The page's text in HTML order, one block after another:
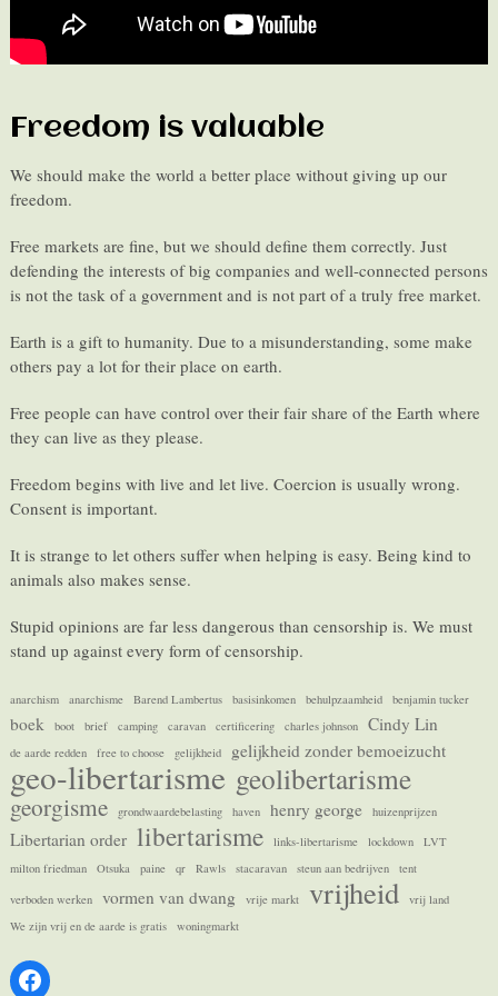
Freedom is valuable
We should make the world a better place without giving up our
freedom.
Free markets are fine, but we should define them correctly. Just
defending the interests of big companies and well-connected persons
is not the task of a government and is not part of a truly free market.
Earth is a gift to humanity. Due to a misunderstanding, some make
others pay a lot for their place on earth.
Free people can have control over their fair share of the Earth where
they can live as they please.
Freedom begins with live and let live. Coercion is usually wrong.
Consent is important.
It is strange to let others suffer when helping is easy. Being kind to
animals also makes sense.
Stupid opinions are far less dangerous than censorship is. We must
stand up against every form of censorship.
anarchism anarchisme Barend Lambertus basisinkomen behulpzaamheid benjamin tucker
boek boot brief camping caravan certificering charles johnson Cindy Lin
de aarde redden free to choose gelijkheid gelijkheid zonder bemoeizucht
geo-libertarisme geolibertarisme
georgisme grondwaardebelasting haven henry george huizenprijzen
Libertarian order libertarisme links-libertarisme lockdown
LVT
milton friedman
Otsuka paine qr Rawls stacaravan steun aan bedrijven
tent
verboden werken
vormen van dwang vrije markt vrijheid
vrij land
We zijn vrij en de aarde is gratis
woningmarkt
Facebook